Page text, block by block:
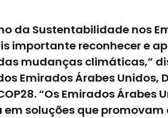
da Sustentabilidade nos
importante reconhecer e
mudanças climáticas,”
Emirados Árabes Unidos,
“Os Emirados
em soluções que